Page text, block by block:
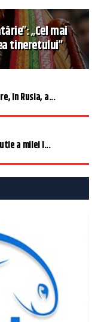
„Cel mai
tineretului”
în Rusia, a...
a milei î...